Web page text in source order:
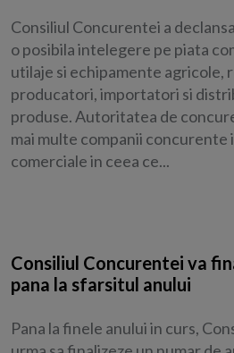
Consiliul Concurentei a
o posibila intelegere pe piata
utilaje si echipamente agricole,
producatori, importatori si
produse. Autoritatea de
mai multe companii
comerciale in ceea ce...
Consiliul Concurentei va
pana la sfarsitul anului
Pana la finele anului in curs,